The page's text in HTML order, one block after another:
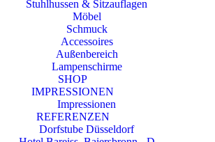
Stuhlhussen & Sitzauflagen
Möbel
Schmuck
Accessoires
Außenbereich
Lampenschirme
SHOP
IMPRESSIONEN
Impressionen
REFERENZEN
Dorfstube Düsseldorf